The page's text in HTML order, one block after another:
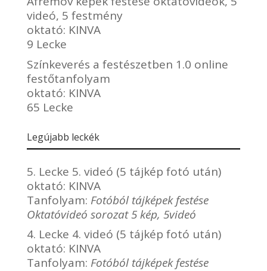
videó, 5 festmény
oktató: KINVA
9 Lecke
Színkeverés a festészetben 1.0 online
festőtanfolyam
oktató: KINVA
65 Lecke
Legújabb leckék
5. Lecke 5. videó (5 tájkép fotó után)
oktató: KINVA
Tanfolyam: Fotóból tájképek festése
Oktatóvideó sorozat 5 kép, 5videó
4. Lecke 4. videó (5 tájkép fotó után)
oktató: KINVA
Tanfolyam: Fotóból tájképek festése